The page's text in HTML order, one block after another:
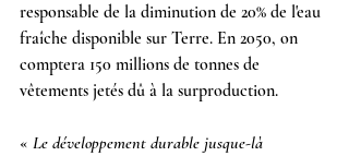
responsable de la diminution de 20% de l'eau
fraîche disponible sur Terre. En 2050, on
comptera 150 millions de tonnes de
vêtements jetés dû à la surproduction.
« Le développement durable jusque-là